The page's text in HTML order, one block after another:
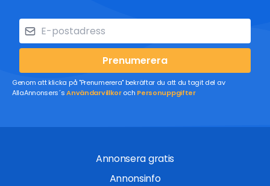
Prenumerera
Genom att klicka på "Prenumerera" bekräftar du att du tagit del av
AllaAnnonsers´sAnvändarvillkoroch Personuppgifter
Annonsera gratis
Annonsinfo